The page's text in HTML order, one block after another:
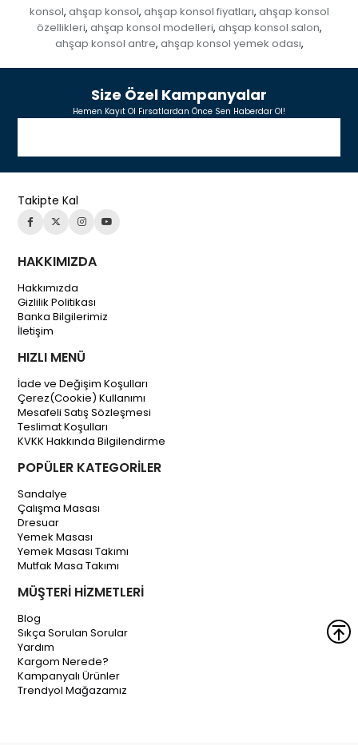
konsol, ahşap konsol, ahşap konsol fiyatları, ahşap konsol
özellikleri, ahşap konsol modelleri, ahşap konsol salon,
ahşap konsol antre, ahşap konsol yemek odası,
Size Özel Kampanyalar
Hemen Kayıt Ol Fırsatlardan Önce Sen Haberdar Ol!
Takipte Kal
HAKKIMIZDA
Hakkımızda
Gizlilik Politikası
Banka Bilgilerimiz
İletişim
HIZLI MENÜ
İade ve Değişim Koşulları
Çerez(Cookie) Kullanımı
Mesafeli Satış Sözleşmesi
Teslimat Koşulları
KVKK Hakkında Bilgilendirme
POPÜLER KATEGORİLER
Sandalye
Çalışma Masası
Dresuar
Yemek Masası
Yemek Masası Takımı
Mutfak Masa Takımı
MÜŞTERİ HİZMETLERİ
Blog
Sıkça Sorulan Sorular
Yardım
Kargom Nerede?
Kampanyalı Ürünler
Trendyol Mağazamız